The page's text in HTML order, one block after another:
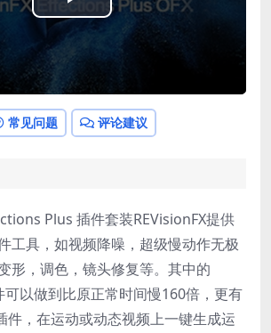
Play
Video
常见问题 评论建议
Plus 插件套装REVisionFX提供
工具，如视频降噪，超级慢动作无极
形，调色，镜头修复等。其中的
以做到比原正常时间慢160倍，更有
件，在运动或动态视频上一键生成运